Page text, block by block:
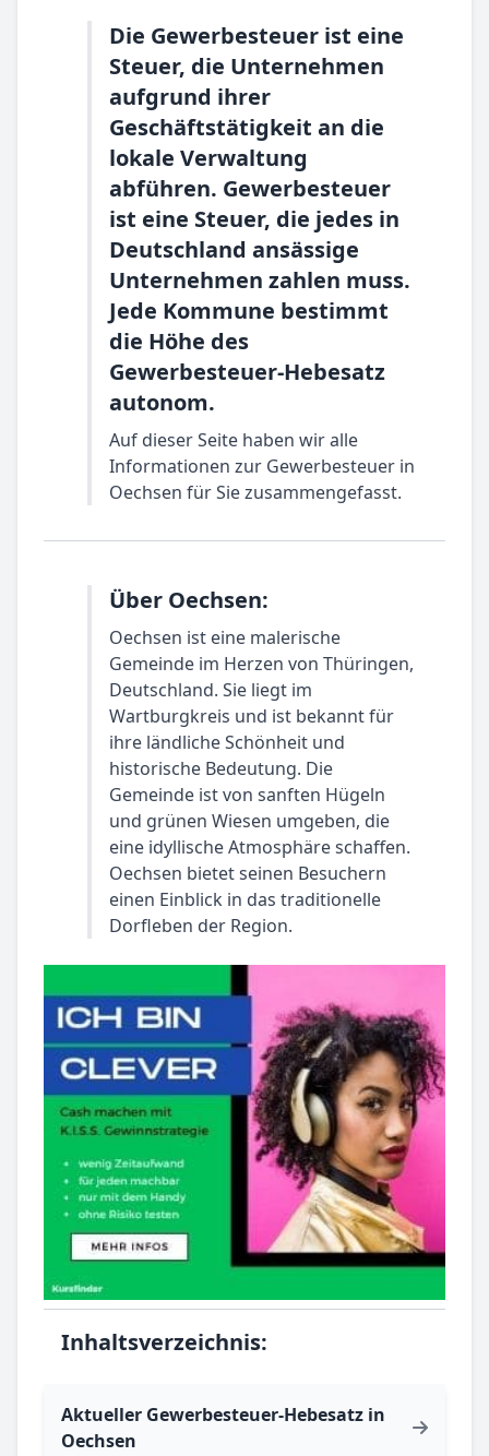
Die Gewerbesteuer ist eine
Steuer, die Unternehmen
aufgrund ihrer
Geschäftstätigkeit an die
lokale Verwaltung
abführen. Gewerbesteuer
ist eine Steuer, die jedes in
Deutschland ansässige
Unternehmen zahlen muss.
Jede Kommune bestimmt
die Höhe des
Gewerbesteuer-Hebesatz
autonom.
Auf dieser Seite haben wir alle
Informationen zur Gewerbesteuer in
Oechsen für Sie zusammengefasst.
Über Oechsen:
Oechsen ist eine malerische
Gemeinde im Herzen von Thüringen,
Deutschland. Sie liegt im
Wartburgkreis und ist bekannt für
ihre ländliche Schönheit und
historische Bedeutung. Die
Gemeinde ist von sanften Hügeln
und grünen Wiesen umgeben, die
eine idyllische Atmosphäre schaffen.
Oechsen bietet seinen Besuchern
einen Einblick in das traditionelle
Dorfleben der Region.
Inhaltsverzeichnis:
Aktueller Gewerbesteuer-Hebesatz in
Oechsen